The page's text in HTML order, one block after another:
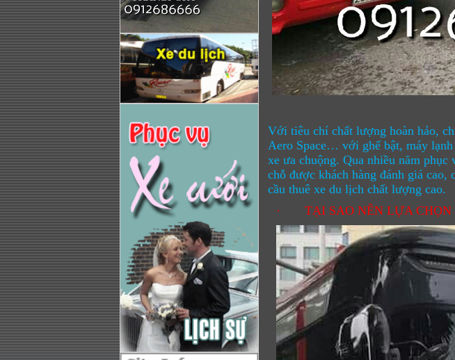
Với tiêu chí chất lượng hoàn hảo,
Aero Space… với ghế bật, máy lạnh
xe ưa chuộng. Qua nhiều năm
chỗ được khách hàng đánh giá
cầu thuê xe du lịch chất lượng cao.
·
TẠI SAO NÊN LỰA